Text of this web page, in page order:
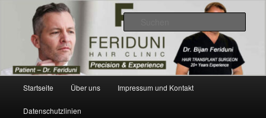
sekundären
Dr. Feriduni Haartransplantation –
Blog Schweiz
Videos, Resultate, Bilder
Startseite Über uns Impressum und Kontakt
Datenschutzlinien